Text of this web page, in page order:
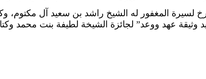
لسيرة المغفور له الشيخ راشد بن سعيد آل
وثيقة عهد ووعد” لجائزة الشيخة لطيفة بنت محمد